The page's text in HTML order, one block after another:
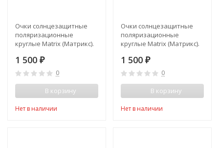
Очки солнцезащитные
поляризационные
круглые Matrix (Матрикс).
1 500 ₽
0
В корзину
Нет в наличии
Очки солнцезащитные
поляризационные
круглые Matrix (Матрикс).
1 500 ₽
0
В корзину
Нет в наличии